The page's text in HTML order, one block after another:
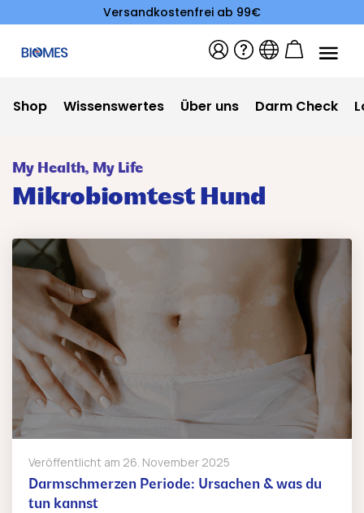
Versandkostenfrei ab 99€
Shop Wissenswertes Über uns Darm Check
My Health, My Life
Mikrobiomtest Hund
Veröffentlicht am 26. November 2025
Darmschmerzen Periode: Ursachen & was du
tun kannst